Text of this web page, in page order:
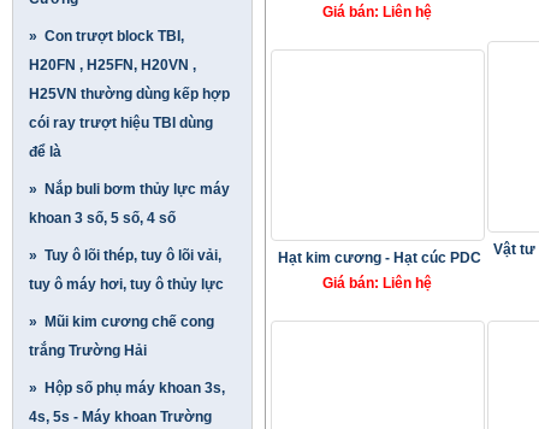
» Con trượt block TBI,
H20FN , H25FN, H20VN ,
H25VN thường dùng kếp hợp
cói ray trượt hiệu TBI dùng
để là
» Nắp buli bơm thủy lực máy
khoan 3 số, 5 số, 4 số
» Tuy ô lõi thép, tuy ô lõi vải,
tuy ô máy hơi, tuy ô thủy lực
» Mũi kim cương chế cong
trắng Trường Hải
» Hộp số phụ máy khoan 3s,
4s, 5s - Máy khoan Trường
Giá bán: Liên hệ
Hạt kim cương - Hạt cúc PDC
Giá bán: Liên hệ
Vật tư